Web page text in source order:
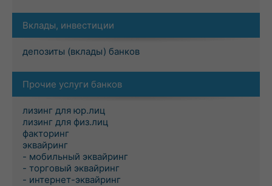
Вклады, инвестиции
депозиты (вклады) банков
Прочие услуги банков
лизинг для юр.лиц
лизинг для физ.лиц
факторинг
эквайринг
- мобильный эквайринг
- торговый эквайринг
- интернет-эквайринг